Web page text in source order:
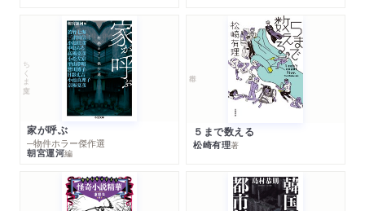
ちくま文庫
家が呼ぶ
─物件ホラー傑作選
朝宮運河編
５まで数える
松崎有理著